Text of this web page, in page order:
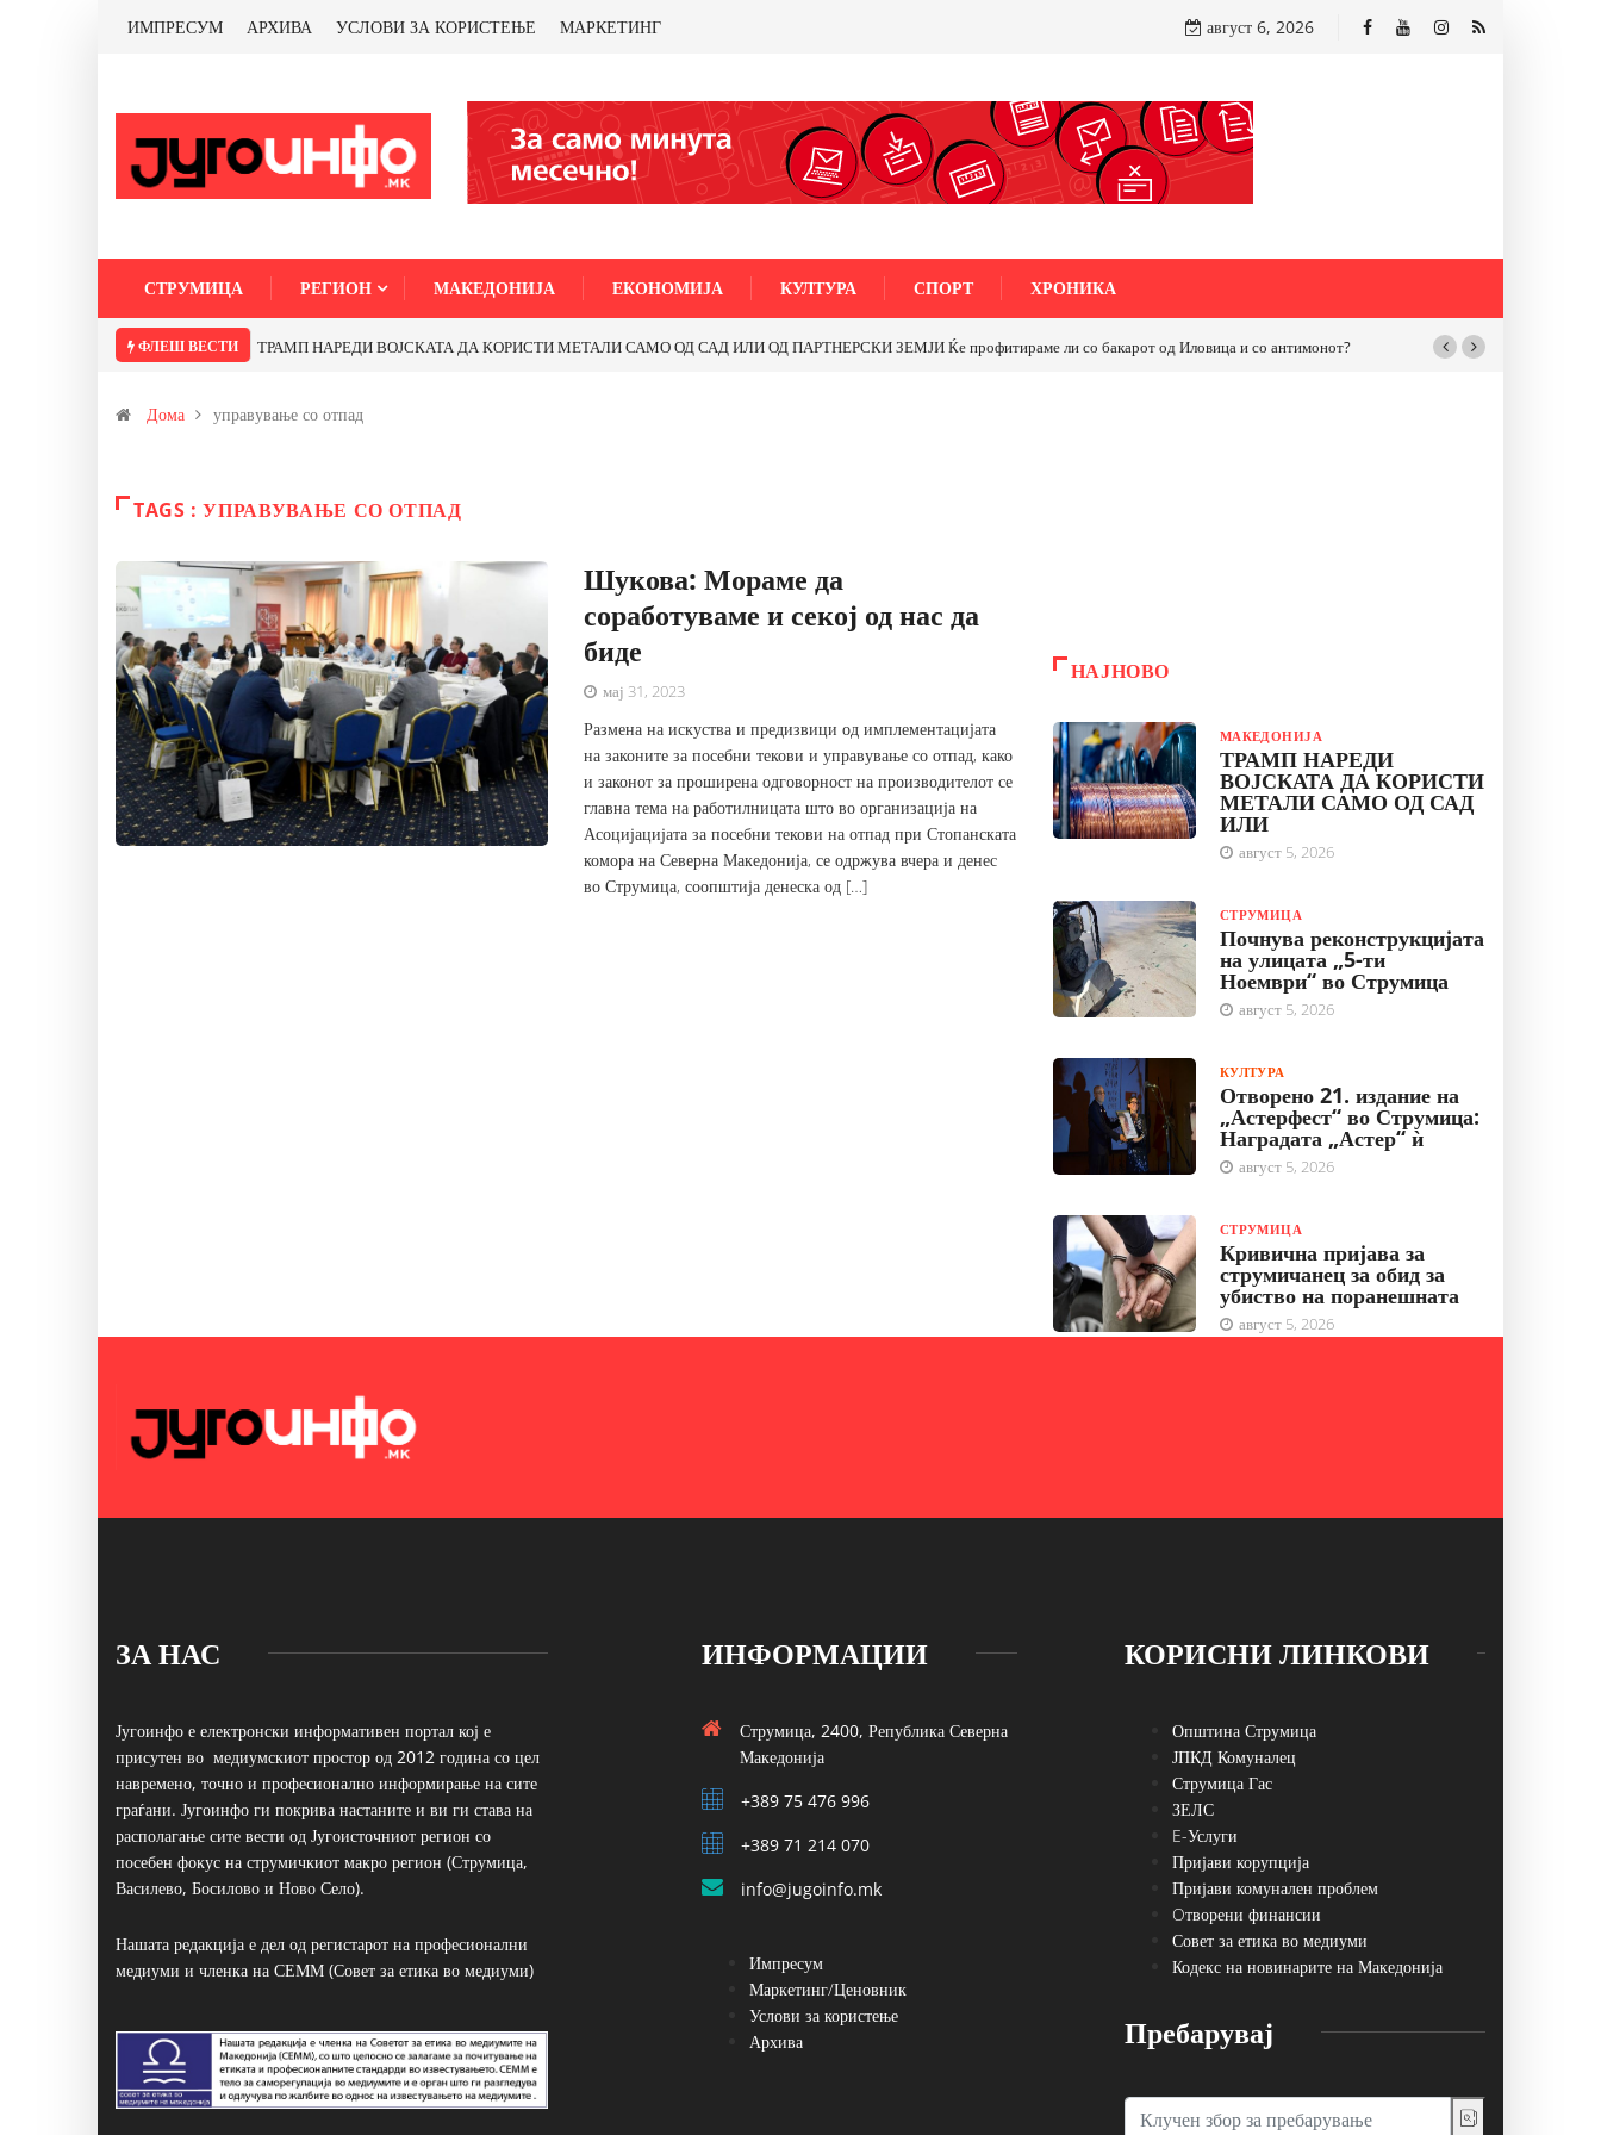
ИМПРЕСУМ АРХИВА УСЛОВИ ЗА КОРИСТЕЊЕ МАРКЕТИНГ август 6, 2026
СТРУМИЦА РЕГИОН МАКЕДОНИЈА ЕКОНОМИЈА КУЛТУРА СПОРТ ХРОНИКА
ФЛЕШ ВЕСТИ ТРАМП НАРЕДИ ВОЈСКАТА ДА КОРИСТИ МЕТАЛИ САМО ОД САД ИЛИ ОД ПАРТНЕРСКИ ЗЕМЈИ Ќе профитираме ли со бакарот од Иловица и со антимонот?
Дома управување со отпад
TAGS : УПРАВУВАЊЕ СО ОТПАД
Шукова: Мораме да
соработуваме и секој од нас да
биде
мај 31, 2023
Размена на искуства и предизвици од имплементацијата
на законите за посебни текови и управување со отпад, како
и законот за проширена одговорност на производителот се
главна тема на работилницата што во организација на
Асоцијацијата за посебни текови на отпад при Стопанската
комора на Северна Македонија, се одржува вчера и денес
во Струмица, соопштија денеска од […]
НАЈНОВО
МАКЕДОНИЈА
ТРАМП НАРЕДИ
ВОЈСКАТА ДА КОРИСТИ
МЕТАЛИ САМО ОД САД
ИЛИ
август 5, 2026
СТРУМИЦА
Почнува реконструкцијата
на улицата „5-ти
Ноември“ во Струмица
август 5, 2026
КУЛТУРА
Отворено 21. издание на
„Астерфест“ во Струмица:
Наградата „Астер“ ѝ
август 5, 2026
СТРУМИЦА
Кривична пријава за
струмичанец за обид за
убиство на поранешната
август 5, 2026
ЗА НАС
Југоинфо е електронски информативен портал кој е
присутен во медиумскиот простор од 2012 година со цел
навремено, точно и професионално информирање на сите
граѓани. Југоинфо ги покрива настаните и ви ги става на
располагање сите вести од Југоисточниот регион со
посебен фокус на струмичкиот макро регион (Струмица,
Василево, Босилово и Ново Село).
Нашата редакција е дел од регистарот на професионални
медиуми и членка на СЕММ (Совет за етика во медиуми)
ИНФОРМАЦИИ
Струмица, 2400, Република Северна
Македонија
+389 75 476 996
+389 71 214 070
info@jugoinfo.mk
Импресум
Маркетинг/Ценовник
Услови за користење
Архива
КОРИСНИ ЛИНКОВИ
Општина Струмица
ЈПКД Комуналец
Струмица Гас
ЗЕЛС
E-Услуги
Пријави корупција
Пријави комунален проблем
Oтворени финансии
Совет за етика во медиуми
Кодекс на новинарите на Македонија
Пребарувај